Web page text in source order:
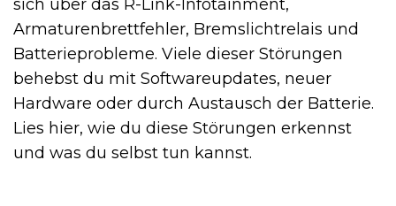
sich über das R-Link-Infotainment,
Armaturenbrettfehler, Bremslichtrelais und
Batterieprobleme. Viele dieser Störungen
behebst du mit Softwareupdates, neuer
Hardware oder durch Austausch der Batterie.
Lies hier, wie du diese Störungen erkennst
und was du selbst tun kannst.